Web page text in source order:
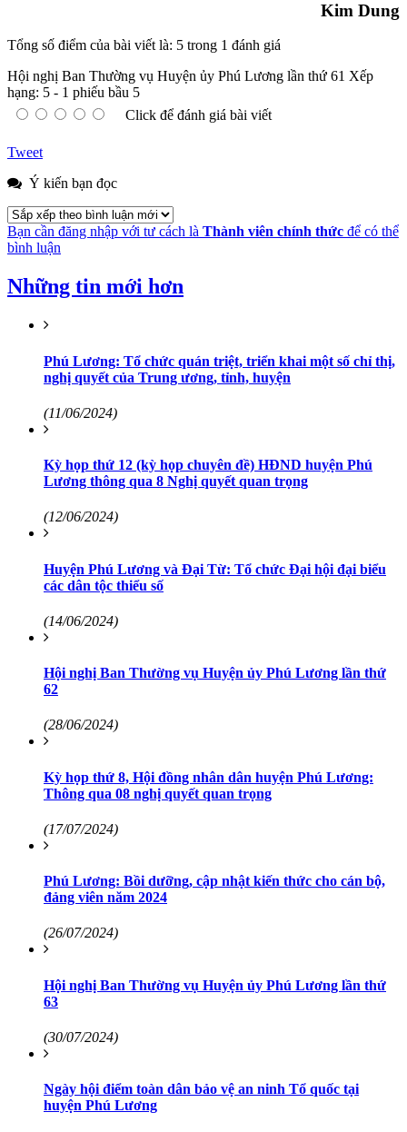
Kim Dung
Tổng số điểm của bài viết là: 5 trong 1 đánh giá
Hội nghị Ban Thường vụ Huyện ủy Phú Lương lần thứ 61 Xếp
hạng: 5 - 1 phiếu bầu 5
Click để đánh giá bài viết
Tweet
Ý kiến bạn đọc
Bạn cần đăng nhập với tư cách là Thành viên chính thức để có thể
bình luận
Những tin mới hơn
Phú Lương: Tổ chức quán triệt, triển khai một số chỉ thị,
nghị quyết của Trung ương, tỉnh, huyện
(11/06/2024)
Kỳ họp thứ 12 (kỳ họp chuyên đề) HĐND huyện Phú
Lương thông qua 8 Nghị quyết quan trọng
(12/06/2024)
Huyện Phú Lương và Đại Từ: Tổ chức Đại hội đại biểu
các dân tộc thiểu số
(14/06/2024)
Hội nghị Ban Thường vụ Huyện ủy Phú Lương lần thứ
62
(28/06/2024)
Kỳ họp thứ 8, Hội đồng nhân dân huyện Phú Lương:
Thông qua 08 nghị quyết quan trọng
(17/07/2024)
Phú Lương: Bồi dưỡng, cập nhật kiến thức cho cán bộ,
đảng viên năm 2024
(26/07/2024)
Hội nghị Ban Thường vụ Huyện ủy Phú Lương lần thứ
63
(30/07/2024)
Ngày hội điểm toàn dân bảo vệ an ninh Tổ quốc tại
huyện Phú Lương